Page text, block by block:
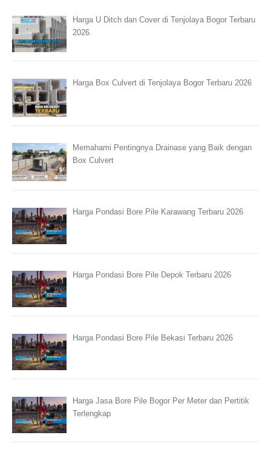
Harga U Ditch dan Cover di Tenjolaya Bogor Terbaru
2026
Harga Box Culvert di Tenjolaya Bogor Terbaru 2026
Memahami Pentingnya Drainase yang Baik dengan
Box Culvert
Harga Pondasi Bore Pile Karawang Terbaru 2026
Harga Pondasi Bore Pile Depok Terbaru 2026
Harga Pondasi Bore Pile Bekasi Terbaru 2026
Harga Jasa Bore Pile Bogor Per Meter dan Pertitik
Terlengkap